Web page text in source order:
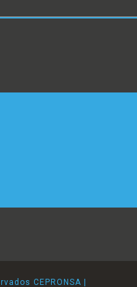
CEPRONSA |